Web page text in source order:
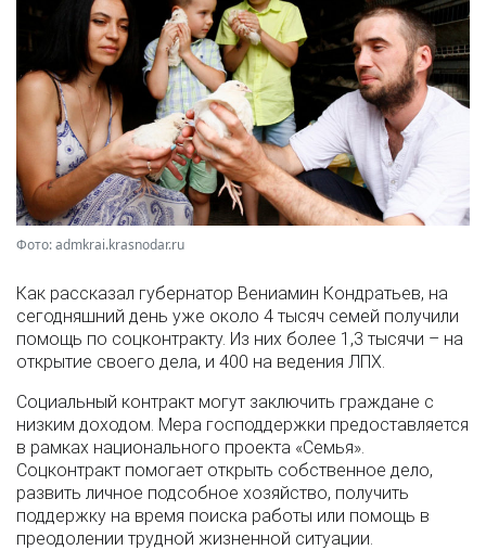
Фото: admkrai.krasnodar.ru
Как рассказал губернатор Вениамин Кондратьев, на
сегодняшний день уже около 4 тысяч семей получили
помощь по соцконтракту. Из них более 1,3 тысячи – на
открытие своего дела, и 400 на ведения ЛПХ.
Социальный контракт могут заключить граждане с
низким доходом. Мера господдержки предоставляется
в рамках национального проекта «Семья».
Соцконтракт помогает открыть собственное дело,
развить личное подсобное хозяйство, получить
поддержку на время поиска работы или помощь в
преодолении трудной жизненной ситуации.